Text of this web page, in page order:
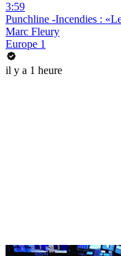
3:59
Punchline -Incendies :
Marc Fleury
Europe 1
il y a 1 heure